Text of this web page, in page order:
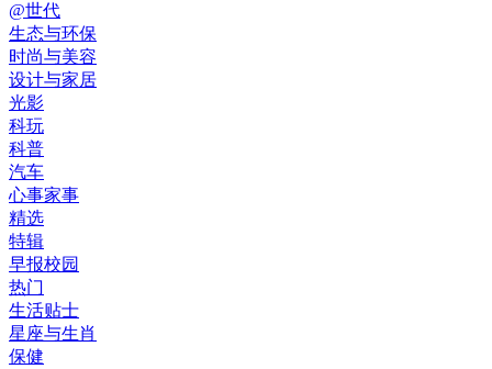
@世代
生态与环保
时尚与美容
设计与家居
光影
科玩
科普
汽车
心事家事
精选
特辑
早报校园
热门
生活贴士
星座与生肖
保健